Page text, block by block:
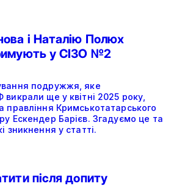
і Наталію Полюх
у СІЗО №2
подружжя, яке
ще у квітні 2025 року,
правління Кримськотатарського
Ескендер Барієв. Згадуємо це та
зникнення у статті.
після допиту